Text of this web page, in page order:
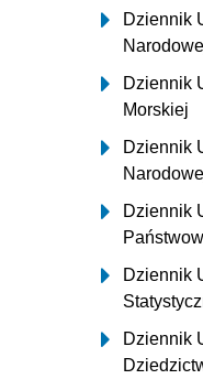
Dziennik
Dziennik
Morskiej
Dziennik
Dziennik
Dziennik
Dziennik